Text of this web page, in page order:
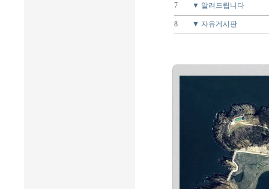
7 ▼ 알려드립니다
8 ▼ 자유게시판